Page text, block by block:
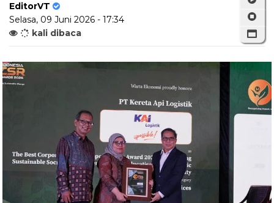
EditorVT
Selasa, 09 Juni 2026 - 17:34
kali dibaca